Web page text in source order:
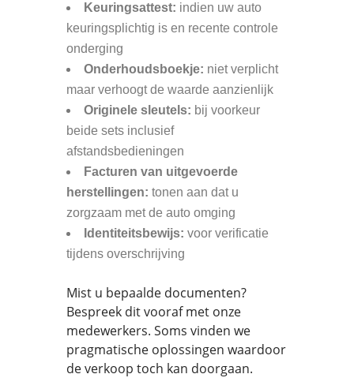
Keuringsattest: indien uw auto
keuringsplichtig is en recente controle
onderging
Onderhoudsboekje: niet verplicht
maar verhoogt de waarde aanzienlijk
Originele sleutels: bij voorkeur
beide sets inclusief
afstandsbedieningen
Facturen van uitgevoerde
herstellingen: tonen aan dat u
zorgzaam met de auto omging
Identiteitsbewijs: voor verificatie
tijdens overschrijving
Mist u bepaalde documenten?
Bespreek dit vooraf met onze
medewerkers. Soms vinden we
pragmatische oplossingen waardoor
de verkoop toch kan doorgaan.